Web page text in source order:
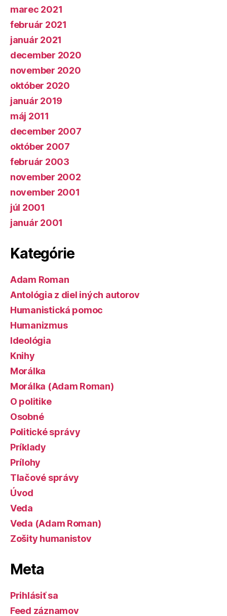
marec 2021
február 2021
január 2021
december 2020
november 2020
október 2020
január 2019
máj 2011
december 2007
október 2007
február 2003
november 2002
november 2001
júl 2001
január 2001
Kategórie
Adam Roman
Antológia z diel iných autorov
Humanistická pomoc
Humanizmus
Ideológia
Knihy
Morálka
Morálka (Adam Roman)
O politike
Osobné
Politické správy
Príklady
Prílohy
Tlačové správy
Úvod
Veda
Veda (Adam Roman)
Zošity humanistov
Meta
Prihlásiť sa
Feed záznamov